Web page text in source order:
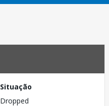
Situação
Dropped